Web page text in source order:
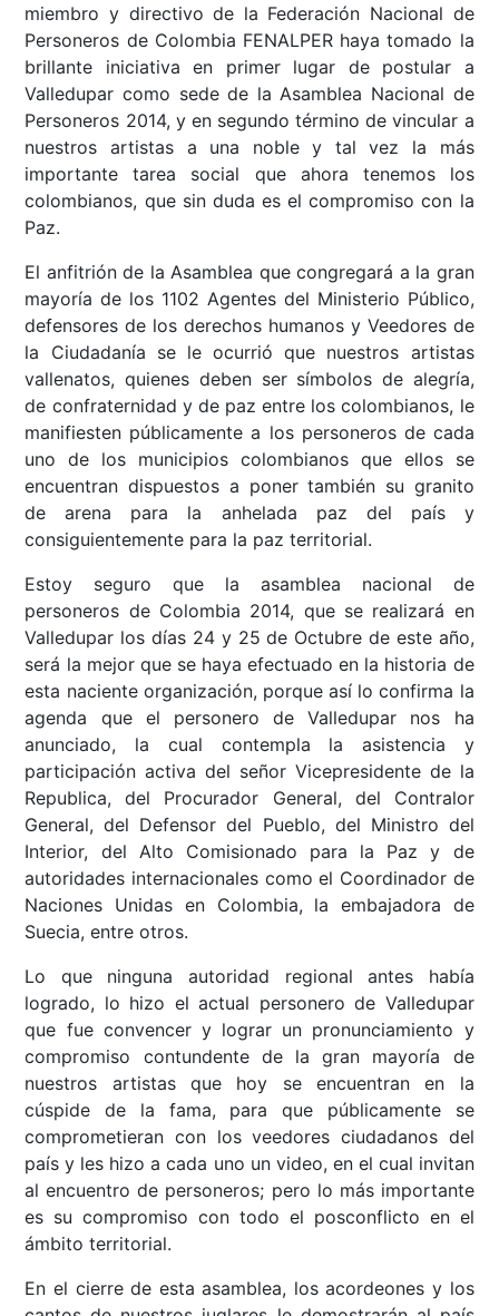
miembro y directivo de la Federación Nacional de
Personeros de Colombia FENALPER haya tomado la
brillante iniciativa en primer lugar de postular a
Valledupar como sede de la Asamblea Nacional de
Personeros 2014, y en segundo término de vincular a
nuestros artistas a una noble y tal vez la más
importante tarea social que ahora tenemos los
colombianos, que sin duda es el compromiso con la
Paz.
El anfitrión de la Asamblea que congregará a la gran
mayoría de los 1102 Agentes del Ministerio Público,
defensores de los derechos humanos y Veedores de
la Ciudadanía se le ocurrió que nuestros artistas
vallenatos, quienes deben ser símbolos de alegría,
de confraternidad y de paz entre los colombianos, le
manifiesten públicamente a los personeros de cada
uno de los municipios colombianos que ellos se
encuentran dispuestos a poner también su granito
de arena para la anhelada paz del país y
consiguientemente para la paz territorial.
Estoy seguro que la asamblea nacional de
personeros de Colombia 2014, que se realizará en
Valledupar los días 24 y 25 de Octubre de este año,
será la mejor que se haya efectuado en la historia de
esta naciente organización, porque así lo confirma la
agenda que el personero de Valledupar nos ha
anunciado, la cual contempla la asistencia y
participación activa del señor Vicepresidente de la
Republica, del Procurador General, del Contralor
General, del Defensor del Pueblo, del Ministro del
Interior, del Alto Comisionado para la Paz y de
autoridades internacionales como el Coordinador de
Naciones Unidas en Colombia, la embajadora de
Suecia, entre otros.
Lo que ninguna autoridad regional antes había
logrado, lo hizo el actual personero de Valledupar
que fue convencer y lograr un pronunciamiento y
compromiso contundente de la gran mayoría de
nuestros artistas que hoy se encuentran en la
cúspide de la fama, para que públicamente se
comprometieran con los veedores ciudadanos del
país y les hizo a cada uno un video, en el cual invitan
al encuentro de personeros; pero lo más importante
es su compromiso con todo el posconflicto en el
ámbito territorial.
En el cierre de esta asamblea, los acordeones y los